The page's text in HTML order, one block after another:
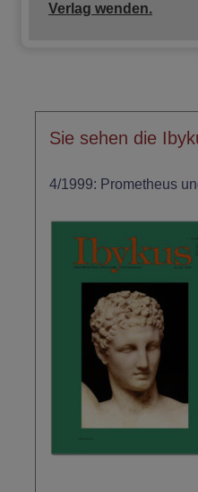
Verlag wenden.
Sie sehen die
4/1999: Prometheus